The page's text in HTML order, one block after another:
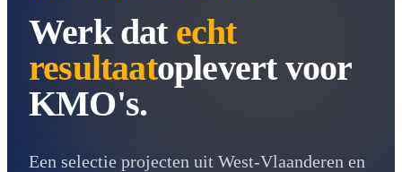
Werk dat echt
resultaatoplevert voor
KMO's.
Een selectie projecten uit West-Vlaanderen en